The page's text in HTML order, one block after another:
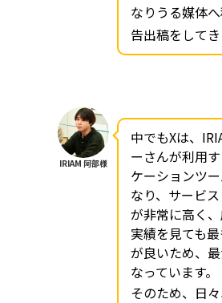
なりうる媒体
告出稿をしてき
IRIAM 阿部様
中でもXは、
ーさんが利用
ケーションツ
なり、サービ
が非常に高く
実績を見ても
が良いため、
なっています。
そのため、日